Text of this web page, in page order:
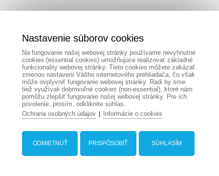
Nastavenie súborov cookies
Na fungovanie našej webovej stránky používame nevyhnutné
cookies (essential cookies) umožňujúce realizovať základné
funkcionality webovej stránky. Tieto cookies môžete zakázať
zmenou nastavení Vášho internetového prehliadača, čo však
môže ovplyvniť fungovanie webovej stránky. Radi by sme
tiež využívali dobrovoľné cookies (non-essential), ktoré nám
pomôžu zlepšiť fungovanie našej webovej stránky. Pre ich
povolenie, prosím, odkliknite súhlas.
Ochrana osobných údajov| Informácie o cookies
SÚHLASÍM
PRISPÔSOBIŤ
ODMIETNUŤ